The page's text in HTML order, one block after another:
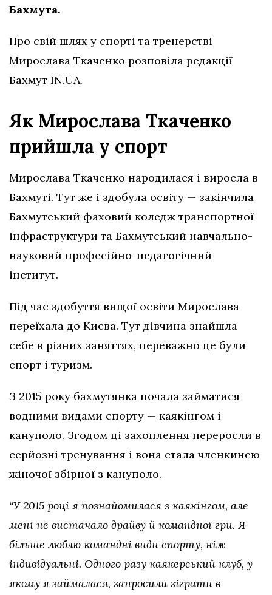
Бахмута.
Про свій шлях у спорті та тренерстві
Мирослава Ткаченко розповіла редакції
Бахмут IN.UA.
Як Мирослава Ткаченко
прийшла у спорт
Мирослава Ткаченко народилася і виросла в
Бахмуті. Тут же і здобула освіту — закінчила
Бахмутський фаховий коледж транспортної
інфраструктури та Бахмутський навчально-
науковий професійно-педагогічний
інститут.
Під час здобуття вищої освіти Мирослава
переїхала до Києва. Тут дівчина знайшла
себе в різних заняттях, переважно це були
спорт і туризм.
З 2015 року бахмутянка почала займатися
водними видами спорту — каякінгом і
кануполо. Згодом ці захоплення переросли в
серйозні тренування і вона стала членкинею
жіночої збірної з кануполо.
“У 2015 році я познайомилася з каякінгом, але
мені не вистачало драйву й командної гри. Я
більше люблю командні види спорту, ніж
індивідуальні. Одного разу каякерський клуб, у
якому я займалася, запросили зіграти в